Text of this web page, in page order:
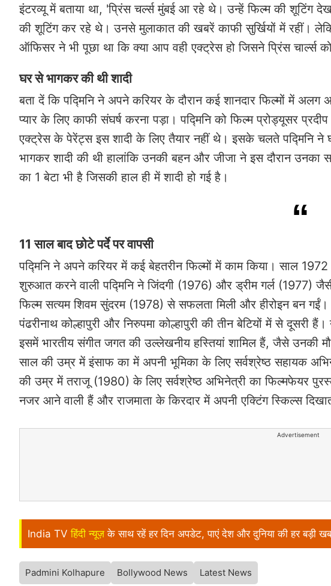
इंटरव्यू में बताया था, 'प्रिंस चर्ल्स मुंबई आ रहे थे। उन्हें फिल्म की शूटिंग
की शूटिंग कर रहे थे। उनसे मुलाकात की खबरें काफी सुर्खियों में रहीं।
ऑफिसर ने भी पूछा था कि क्या आप वही एक्ट्रेस हो जिसने प्रिंस चार्ल्स
घर से भागकर की थी शादी
बता दें कि पद्मिनि ने अपने करियर के दौरान कई शानदार फिल्मों में
प्यार के लिए काफी संघर्ष करना पड़ा। पद्मिनि को फिल्म प्रोड्यूसर
एक्ट्रेस के पेरेंट्स इस शादी के लिए तैयार नहीं थे। इसके चलते पद्मिनि ने
भागकर शादी की थी हालांकि उनकी बहन और जीजा ने इस दौरान उनका
का 1 बेटा भी है जिसकी हाल ही में शादी हो गई है।
11 साल बाद छोटे पर्दे पर वापसी
पद्मिनि ने अपने करियर में कई बेहतरीन फिल्मों में काम किया। साल
शुरुआत करने वाली पद्मिनि ने जिंदगी (1976) और ड्रीम गर्ल (1977)
फिल्म सत्यम शिवम सुंदरम (1978) से सफलता मिली और हीरोइन बन गईं।
पंढरीनाथ कोल्हापुरी और निरुपमा कोल्हापुरी की तीन बेटियों में से दूसरी
इसमें भारतीय संगीत जगत की उल्लेखनीय हस्तियां शामिल हैं, जैसे उनकी
साल की उम्र में इंसाफ का में अपनी भूमिका के लिए सर्वश्रेष्ठ सहायक
की उम्र में तराजू (1980) के लिए सर्वश्रेष्ठ अभिनेत्री का फिल्मफेयर
नजर आने वाली हैं और राजमाता के किरदार में अपनी एक्टिंग स्किल्स
Advertisement
India TV हिंदी न्यूज़ के साथ रहें हर दिन अपडेट, पाएं देश और दुनिया की हर बड़ी
Padmini Kolhapure Bollywood News Latest News